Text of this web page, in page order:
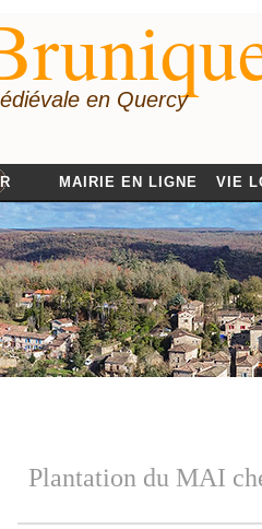
en Quercy
MAIRIE EN LIGNE VIE
Plantation du MAI